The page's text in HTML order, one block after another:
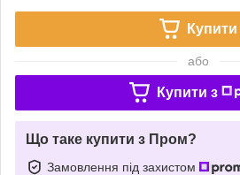
Купити
або
Купити з
Що таке купити з Пром?
Замовлення під захистом